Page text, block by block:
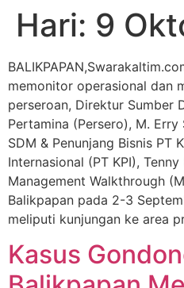
Hari: 9
memonitor operasional dan
perseroan, Direktur Sumber
Pertamina (Persero), M.
SDM & Penunjang Bisnis PT
Internasional (PT KPI),
Management Walkthrough
Balikpapan pada 2-3
meliputi kunjungan ke area
Kasus